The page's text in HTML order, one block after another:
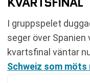
I gruppspelet
seger över
kvartsfinal väntar
Schweiz som möts